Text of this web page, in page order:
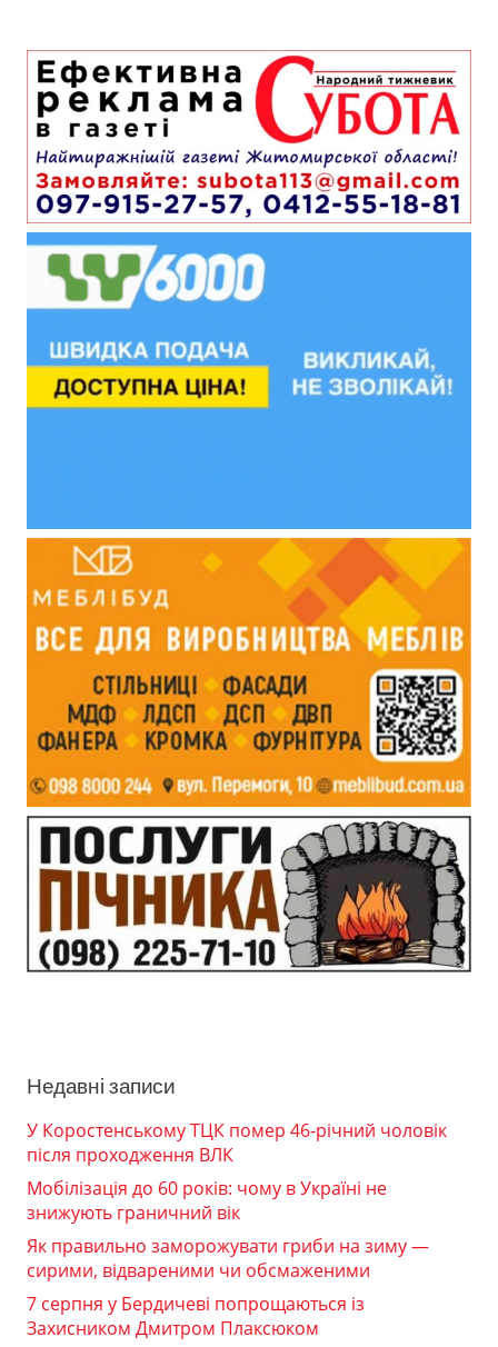
Недавні записи
У Коростенському ТЦК помер 46-річний чоловік
після проходження ВЛК
Мобілізація до 60 років: чому в Україні не
знижують граничний вік
Як правильно заморожувати гриби на зиму —
сирими, відвареними чи обсмаженими
7 серпня у Бердичеві попрощаються із
Захисником Дмитром Плаксюком